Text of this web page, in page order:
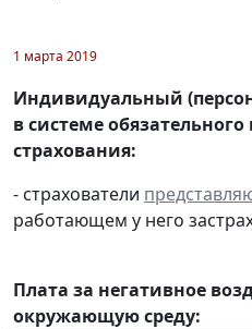
1 марта 2019
Индивидуальный
в системе
страхования:
- страхователи
работающем у него
Плата за негативное
окружающую среду: